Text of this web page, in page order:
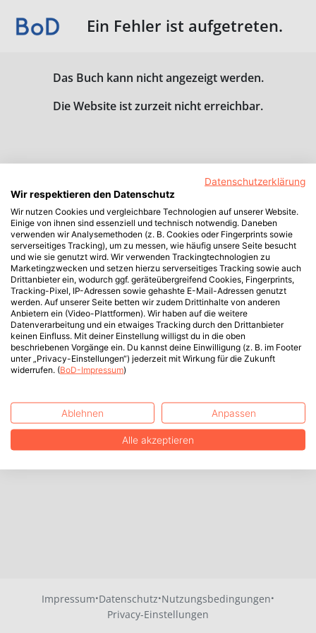
Ein Fehler ist aufgetreten.
Das Buch kann nicht angezeigt werden.
Die Website ist zurzeit nicht erreichbar.
Impressum·Datenschutz·Nutzungsbedingungen·
Privacy-Einstellungen
Datenschutzerklärung
Wir respektieren den Datenschutz
Wir nutzen Cookies und vergleichbare Technologien auf unserer Website.
Einige von ihnen sind essenziell und technisch notwendig. Daneben
verwenden wir Analysemethoden (z. B. Cookies oder Fingerprints sowie
serverseitiges Tracking), um zu messen, wie häufig unsere Seite besucht
und wie sie genutzt wird. Wir verwenden Trackingtechnologien zu
Marketingzwecken und setzen hierzu serverseitiges Tracking sowie auch
Drittanbieter ein, wodurch ggf. geräteübergreifend Cookies, Fingerprints,
Tracking-Pixel, IP-Adressen sowie gehashte E-Mail-Adressen genutzt
werden. Auf unserer Seite betten wir zudem Drittinhalte von anderen
Anbietern ein (Video-Plattformen). Wir haben auf die weitere
Datenverarbeitung und ein etwaiges Tracking durch den Drittanbieter
keinen Einfluss. Mit deiner Einstellung willigst du in die oben
beschriebenen Vorgänge ein. Du kannst deine Einwilligung (z. B. im Footer
unter „Privacy-Einstellungen“) jederzeit mit Wirkung für die Zukunft
widerrufen. (BoD-Impressum)
Ablehnen Anpassen
Alle akzeptieren